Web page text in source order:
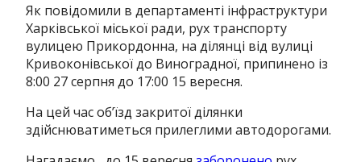
Як повідомили в департаменті інфраструктури
Харківської міської ради, рух транспорту
вулицею Прикордонна, на ділянці від вулиці
Кривоконівської до Виноградної, припинено із
8:00 27 серпня до 17:00 15 вересня.
На цей час об’їзд закритої ділянки
здійснюватиметься прилеглими автодорогами.